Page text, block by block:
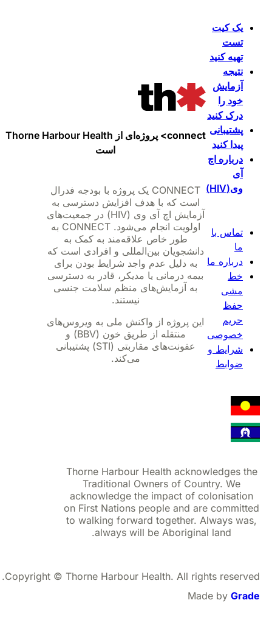
یک کیت
تهیه کنید
نتیجه
آزمایش
درک کنید
پشتیبانی
پیدا کنید
درباره اچ
تماس با
درباره ما
خصوصی
شرایط و
connect>
پروژه‌ای از Thorne Harbour Health
CONNECT یک پروژه با بودجه فدرال
است که با هدف افزایش دسترسی به
آزمایش اچ آی وی (HIV) در جمعیت‌های
اولویت انجام می‌شود. CONNECT به
طور خاص علاقه‌مند به کمک به
دانشجویان بین‌المللی و افرادی است که
به دلیل عدم واجد شرایط بودن برای
بیمه درمانی یا مدیکر، قادر به دسترسی
به آزمایش‌های منظم سلامت جنسی
نیستند.
این پروژه از واکنش ملی به ویروس‌های
منتقله از طریق خون (BBV) و
عفونت‌های مقاربتی (STI) پشتیبانی
می‌کند.
Thorne Harbour Health acknowledges
Traditional Owners of Country. We
acknowledge the impact of
on First Nations people and are
to walking forward together. Always
always will be Aboriginal land.
Copyright © Thorne Harbour Health. All rights
Made by